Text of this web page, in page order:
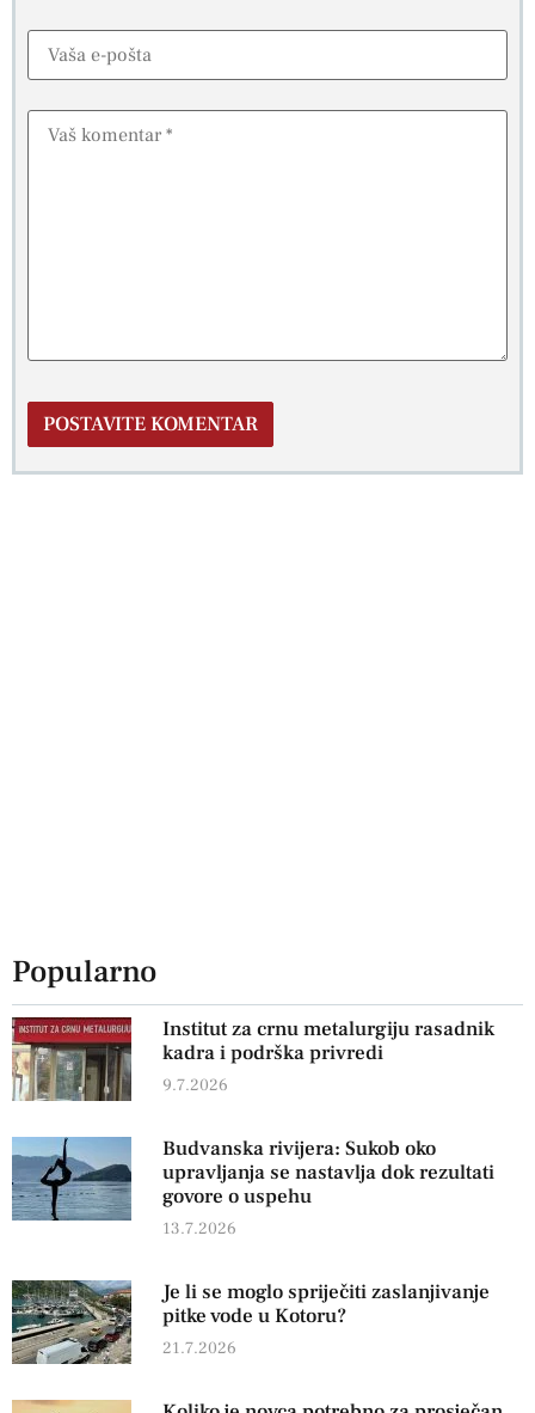
Popularno
Institut za crnu metalurgiju rasadnik
kadra i podrška privredi
9.7.2026
Budvanska rivijera: Sukob oko
upravljanja se nastavlja dok rezultati
govore o uspehu
13.7.2026
Je li se moglo spriječiti zaslanjivanje
pitke vode u Kotoru?
21.7.2026